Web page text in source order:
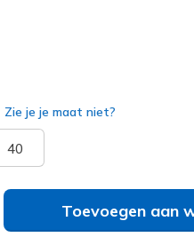
Zie je je maat niet?
40
Toevoegen aan